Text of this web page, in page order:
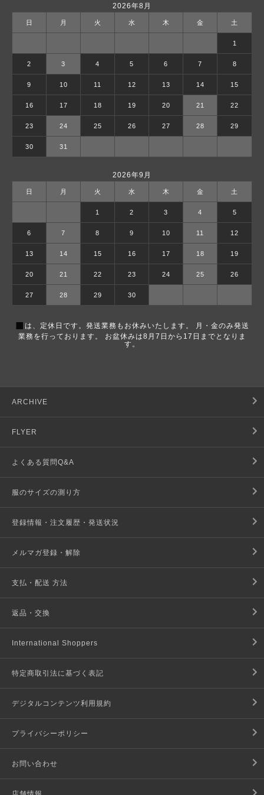
2026年8月
日 月 火 水 木 金 土
1
2 3 4 5 6 7 8
9 10 11 12 13 14 15
16 17 18 19 20 21 22
23 24 25 26 27 28 29
30 31
2026年9月
日 月 火 水 木 金 土
1 2 3 4 5
6 7 8 9 10 11 12
13 14 15 16 17 18 19
20 21 22 23 24 25 26
27 28 29 30
■ は、定休日です。発送業務もお休みいたします。 月・金のみ発送
業務を行っております。 お盆休みは8月7日から17日までとなりま
す。
ARCHIVE
FLYER
よくある質問Q&A
服のサイズの測り方
登録情報・注文履歴・発送状況
メルマガ登録・解除
支払・配送 方法
返品・交換
International Shoppers
特定商取引法に基づく表記
デジタルコンテンツ利用規約
プライバシーポリシー
お問い合わせ